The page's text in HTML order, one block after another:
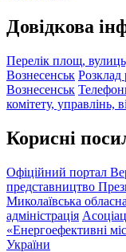
Довідкова
Перелік площ,
Вознесенськ Розклад
Вознесенськ
комітету, управлінь,
Корисні
Офіційний портал
представництво
Миколаївська
адміністрація
«Енергоефективні
України